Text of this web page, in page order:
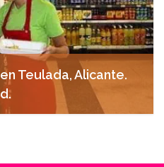
Teulada, Alicante.